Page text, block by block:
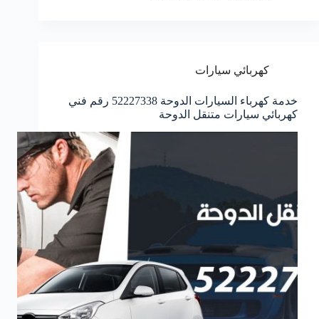
كهربائي سيارات
خدمة كهرباء السيارات الدوحة 52227338 رقم فني
كهربائي سيارات متنقل الدوحة